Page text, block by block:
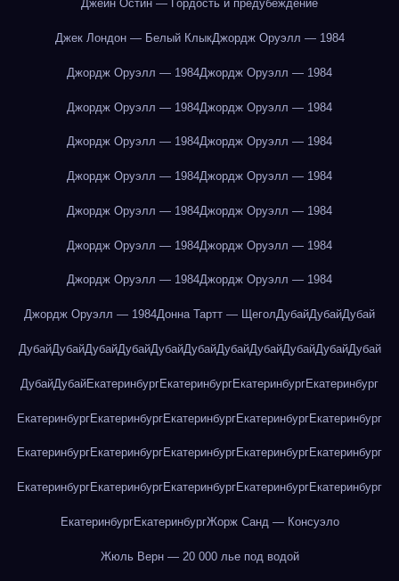
Джейн Остин — Гордость и предубеждение
Джек Лондон — Белый КлыкДжордж Оруэлл — 1984
Джордж Оруэлл — 1984Джордж Оруэлл — 1984
Джордж Оруэлл — 1984Джордж Оруэлл — 1984
Джордж Оруэлл — 1984Джордж Оруэлл — 1984
Джордж Оруэлл — 1984Джордж Оруэлл — 1984
Джордж Оруэлл — 1984Джордж Оруэлл — 1984
Джордж Оруэлл — 1984Джордж Оруэлл — 1984
Джордж Оруэлл — 1984Джордж Оруэлл — 1984
Джордж Оруэлл — 1984Донна Тартт — ЩеголДубайДубайДубай
ДубайДубайДубайДубайДубайДубайДубайДубайДубайДубайДубай
ДубайДубайЕкатеринбургЕкатеринбургЕкатеринбургЕкатеринбург
ЕкатеринбургЕкатеринбургЕкатеринбургЕкатеринбургЕкатеринбург
ЕкатеринбургЕкатеринбургЕкатеринбургЕкатеринбургЕкатеринбург
ЕкатеринбургЕкатеринбургЕкатеринбургЕкатеринбургЕкатеринбург
ЕкатеринбургЕкатеринбургЖорж Санд — Консуэло
Жюль Верн — 20 000 лье под водой